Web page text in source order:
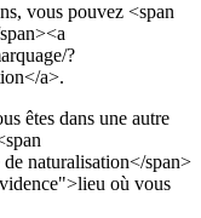
vous pouvez <span
?
a>.
êtes dans une autre
naturalisation</span>
où vous